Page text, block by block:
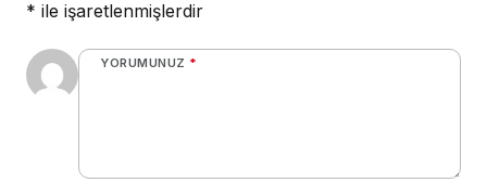
* ile işaretlenmişlerdir
YORUMUNUZ *